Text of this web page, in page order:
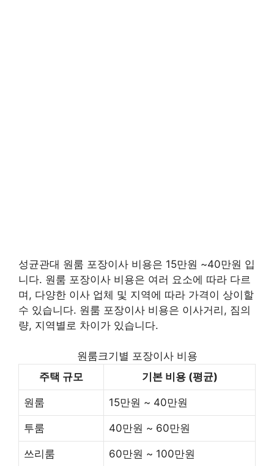
성균관대 원룸 포장이사 비용은 15만원 ~40만원 입
니다. 원룸 포장이사 비용은 여러 요소에 따라 다르
며, 다양한 이사 업체 및 지역에 따라 가격이 상이할
수 있습니다. 원룸 포장이사 비용은 이사거리, 짐의
량, 지역별로 차이가 있습니다.
원룸크기별 포장이사 비용
주택 규모
기본 비용 (평균)
원룸 15만원 ~ 40만원
투룸 40만원 ~ 60만원
쓰리룸 60만원 ~ 100만원